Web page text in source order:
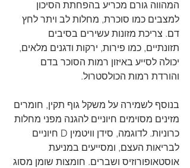
המהווה גורם מכריע בהפחתת הסיכון
למצבים כמו סוכרת, מחלות לב ויתר לחץ
דם. צריכת מזונות עשירים בסיבים
תזונתיים, כמו פירות, ירקות ודגנים מלאים,
יכולה לסייע באיזון רמות הסוכר בדם
והורדת רמות הכולסטרול.
בנוסף לשמירה על משקל גוף תקין, חומרים
מזינים מסוימים חיוניים להגנה מפני מחלות
כרוניות. לדוגמה, סידן וויטמין D חיוניים
לבריאות העצם, ומסייעים במניעת
אוסטאופורוזיס ושברים. חומצות שומן מסוג